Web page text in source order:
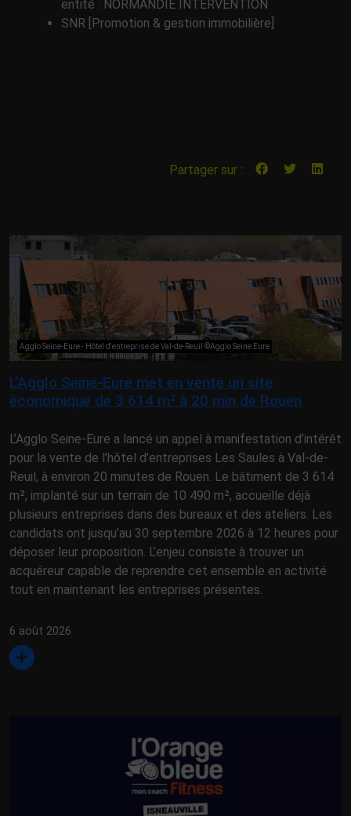
entité : NORMANDIE INTERVENTION
SNR [Promotion & gestion immobilière]
Partager sur :
Agglo Seine-Eure - Hôtel d'entreprise de Val-de-Reuil ©Agglo Seine Eure
L’Agglo Seine-Eure met en vente un site
économique de 3 614 m² à 20 min de Rouen
L’Agglo Seine-Eure a lancé un appel à manifestation d’intérêt
pour la vente de l’hôtel d’entreprises Les Saules à Val-de-
Reuil, à environ 20 minutes de Rouen. Le bâtiment de 3 614
m², implanté sur un terrain de 10 490 m², accueille déjà
plusieurs entreprises dans des bureaux et des ateliers. Les
candidats ont jusqu’au 30 septembre 2026 à 12 heures pour
déposer leur proposition. L’enjeu consiste à trouver un
acquéreur capable de reprendre cet ensemble en activité
tout en maintenant les entreprises présentes.
6 août 2026